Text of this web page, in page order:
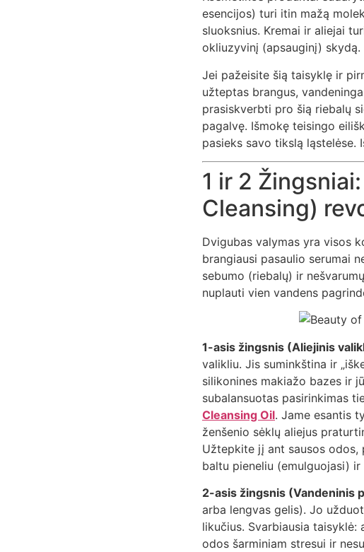
esencijos) turi itin mažą
sluoksnius. Kremai ir aliejai
okliuzyvinį (apsauginį) skydą.
Jei pažeisite šią taisyklę ir
užteptas brangus,
prasiskverbti pro šią riebalų
pagalvę. Išmokę teisingo
pasieks savo tikslą ląstelėse.
1 ir 2
Cleansing)
Dvigubas valymas yra visos
brangiausi pasaulio serumai
sebumo (riebalų) ir
nuplauti vien vandens
1-asis žingsnis (Aliejinis
valikliu. Jis suminkština ir
silikonines makiažo bazes ir
subalansuotas pasirinkimas
Cleansing Oil. Jame esantis
ženšenio sėklų aliejus
Užtepkite jį ant sausos odos,
baltu pieneliu (emulguojasi) ir
2-asis žingsnis (Vandeninis
arba lengvas gelis). Jo
likučius. Svarbiausia
odos šarminiam stresui ir